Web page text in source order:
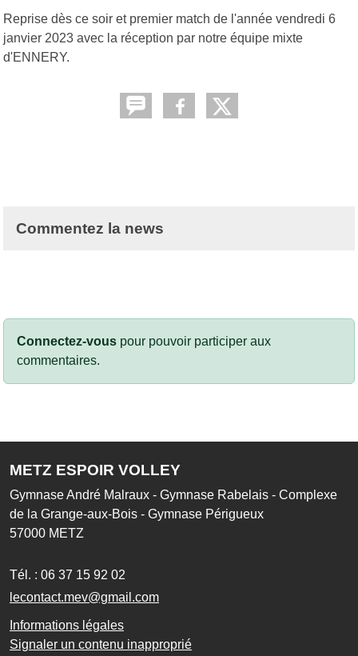
Reprise dès ce soir et premier match de l'année vendredi 6
janvier 2023 avec la réception par notre équipe mixte
d'ENNERY.
Commentez la news
Connectez-vous pour pouvoir participer aux
commentaires.
METZ ESPOIR VOLLEY
Gymnase André Malraux - Gymnase Rabelais - Complexe
de la Grange-aux-Bois - Gymnase Périgueux
57000 METZ
Tél. : 06 37 15 92 02
lecontact.mev@gmail.com
Informations légales
Signaler un contenu inapproprié